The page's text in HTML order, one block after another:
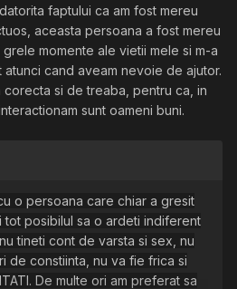
faptului ca am fost mereu
aceasta persoana a fost mereu
momente ale vietii mele si m-a
cand aveam nevoie de ajutor.
si de treaba, pentru ca, in
sunt oameni buni.
o persoana care chiar a gresit
tot posibilul sa o ardeti indiferent
tineti cont de varsta si sex, nu
de constiinta, nu va fie frica si
De multe ori am preferat sa